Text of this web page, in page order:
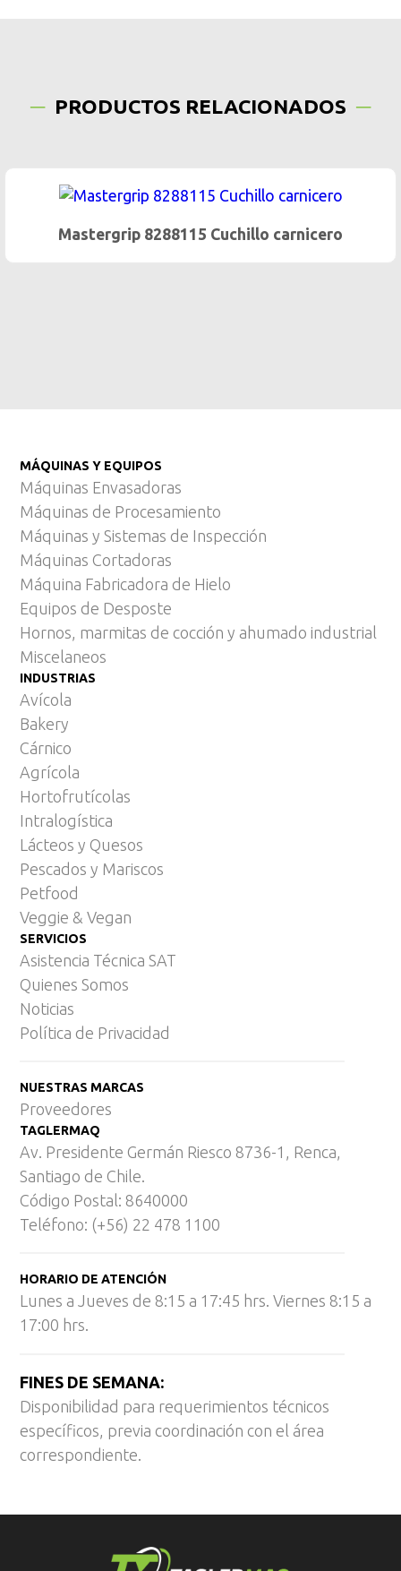
PRODUCTOS RELACIONADOS
Mastergrip 8288115 Cuchillo carnicero
MÁQUINAS Y EQUIPOS
Máquinas Envasadoras
Máquinas de Procesamiento
Máquinas y Sistemas de Inspección
Máquinas Cortadoras
Máquina Fabricadora de Hielo
Equipos de Desposte
Hornos, marmitas de cocción y ahumado industrial
Miscelaneos
INDUSTRIAS
Avícola
Bakery
Cárnico
Agrícola
Hortofrutícolas
Intralogística
Lácteos y Quesos
Pescados y Mariscos
Petfood
Veggie & Vegan
SERVICIOS
Asistencia Técnica SAT
Quienes Somos
Noticias
Política de Privacidad
NUESTRAS MARCAS
Proveedores
TAGLERMAQ
Av. Presidente Germán Riesco 8736-1, Renca,
Santiago de Chile.
Código Postal: 8640000
Teléfono: (+56) 22 478 1100
HORARIO DE ATENCIÓN
Lunes a Jueves de 8:15 a 17:45 hrs. Viernes 8:15 a
17:00 hrs.
FINES DE SEMANA:
Disponibilidad para requerimientos técnicos
específicos, previa coordinación con el área
correspondiente.